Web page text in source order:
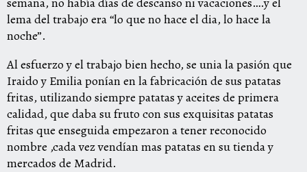
lema del trabajo era “lo que no hace el dia, lo hace la
noche”.
Al esfuerzo y el trabajo bien hecho, se unia la pasión que
Iraido y Emilia ponían en la fabricación de sus patatas
fritas, utilizando siempre patatas y aceites de primera
calidad, que daba su fruto con sus exquisitas patatas
fritas que enseguida empezaron a tener reconocido
nombre ,cada vez vendían mas patatas en su tienda y
mercados de Madrid.